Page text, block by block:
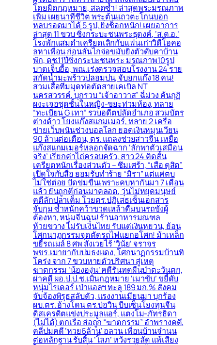
โดยผิดกฎหมาย, สลดซ้ำ! ล่าสุดพระมรณภาพ
เพิ่ม เผยนาทีชีวิต พระต้นแถวตะโกนบอก
หลบรอดมาได้ 5 รูป, ยิ่งช็อกหนัก! เผยอาการ
ล่าสุด 11 ขวบ ซิ่งกระบะชนพระธุดงค์, ‘ส.ต.อ.’
โรงพักแสมดำเครียดเลิกกับแฟนเก่าวิดีโอคอ
ลหาเพื่อน ก่อนลั่นไกจ่อขมับยิงตัวดับคาบ้าน
พัก, ดช.11ปีซิ่งกระบะชนพระ มรณภาพ10รูป
บาดเจ็บอื้อ, พณ.เร่งตรวจสอบโรงงาน 24 ราย
สกัดน้ำมะพร้าวปลอมปน, จับยกแก๊ง 18 คน!
สวมเสื้อทีมมุดท่อตัดสายเคเบิล NT
นครสวรรค์, บุกรวบ “เจ้าอาวาส” ฉี่ม่วง ค้นกุฏิ
ผงะเจอชุดชั้นในหญิง-ขยะท่วมห้อง, ทลาย
“ทะเบียน G เทา” รวบอดีตปลัดอำเภอ สวมบัตร
ต่างด้าว โยงแก๊งสแกมเมอร์, ทลาย 2 เครือ
ข่ายเว็บพนันช่วงบอลโลก ยอดเงินหมุนเวียน
90 ล้านต่อเดือน, ตร. แถลงช่วยสาวจีน เหยื่อ
แก๊งสแกมเมอร์หลอกจัดฉาก ‘ลักพาตัวเสมือน
จริง’ เรียกค่าไถ่ครอบครัว, สาว 24 คิดสั้น
เครียดหนักเรื่องส่วนตัว – ซึมเศร้า, “เสือ ดุสิต”
เปิดใจกับสื่อ ยอมรับทำร้าย “มิรา” แต่แค่ตบ
ไม่ใช่ต่อย ปัดข่มขืนเพราะคบหากันมา 7 เดือน
แล้ว ยันถูกตีก่อนมาคลอด, วุ่นไม่หยุดมนุษย์
คดีลักปลาเค็ม โวยตร.ปฏิเสธเซ็นเอกสาร
จับกุม ซ้ำหนักคว้าขวดเหล้าดื่มบนรถขังผู้
ต้องหา, หนุ่มจีนฉุน! ร้านอาหารมณฑล
ห้วยขวาง ไม่รับเงินไทย รับแต่เงินหยวน, ย้อน
โศกนาฏกรรมจุดตัดรถไฟแยกอโศก! ม้าเหล็ก
ขยี้รถเมล์ 8 ศพ สังเวยไร้ ‘วินัย’ จราจร
พขร.เมายากับปมธงแดง, โศกนาฏกรรมบ้านทิ
โคร่ง จาก 7 ขวบหายตัวปริศนา สู่เหตุ
ฆาตกรรม ‘น้ององุ่น’ คดีรันทดผืนป่าตะวันตก,
ผ่าคดี ผอ.ป.ป.ช.เมินกฎหมาย ‘เมาขับ’ ขยี้ดับ
หนุ่มไรเดอร์ เป่าแอลฯ ทะลุ 189 มก.% สังคม
จับจ้องพิรุธสลับตัว, แรงงานเมียนมา บุกร้อง
ผบ.ตร. อ้างโดน ตร.บ่อวิน บีบเซ็นโยงทุนจีน
ดิสเครดิตแข่งประมูลแอร์, แตงโม-ภัทรธิดา
(ไม่ได้) ตกเรือ ส่อถูก “ฆาตกรรม” อำพรางคดี,
คลี่ปมคดี ‘หวย6ล้าน’ อลวน เพื่อนบ้านจำนน
ต่อหลักฐาน รับสิ้น ‘โลภ’ หวังรวยลัด แพ้เสียง